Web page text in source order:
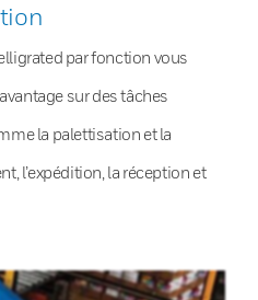
par fonction vous
sur des tâches
la palettisation et la
l’expédition, la réception et